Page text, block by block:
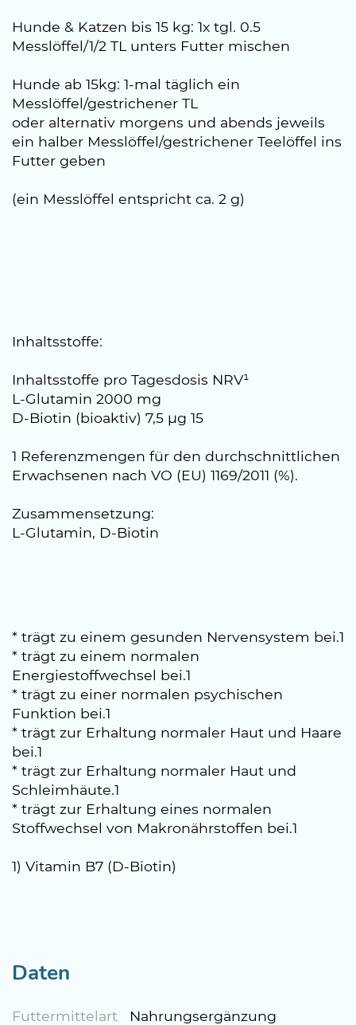
Hunde & Katzen bis 15 kg: 1x tgl. 0.5
Messlöffel/1/2 TL unters Futter mischen
Hunde ab 15kg: 1-mal täglich ein
Messlöffel/gestrichener TL
oder alternativ morgens und abends jeweils
ein halber Messlöffel/gestrichener Teelöffel ins
Futter geben
(ein Messlöffel entspricht ca. 2 g)
Inhaltsstoffe:
Inhaltsstoffe pro Tagesdosis NRV¹
L-Glutamin 2000 mg
D-Biotin (bioaktiv) 7,5 µg 15
1 Referenzmengen für den durchschnittlichen
Erwachsenen nach VO (EU) 1169/2011 (%).
Zusammensetzung:
L-Glutamin, D-Biotin
* trägt zu einem gesunden Nervensystem bei.1
* trägt zu einem normalen
Energiestoffwechsel bei.1
* trägt zu einer normalen psychischen
Funktion bei.1
* trägt zur Erhaltung normaler Haut und Haare
bei.1
* trägt zur Erhaltung normaler Haut und
Schleimhäute.1
* trägt zur Erhaltung eines normalen
Stoffwechsel von Makronährstoffen bei.1
1) Vitamin B7 (D-Biotin)
Daten
Futtermittelart
Nahrungsergänzung